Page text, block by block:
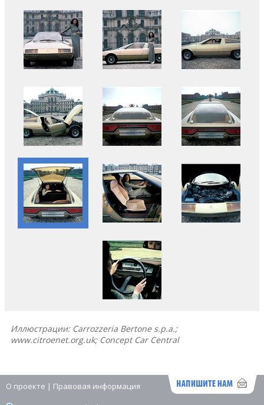
Иллюстрации: Carrozzeria Bertone s.p.a.;
www.citroenet.org.uk; Concept Car Central
О проекте | Правовая информация